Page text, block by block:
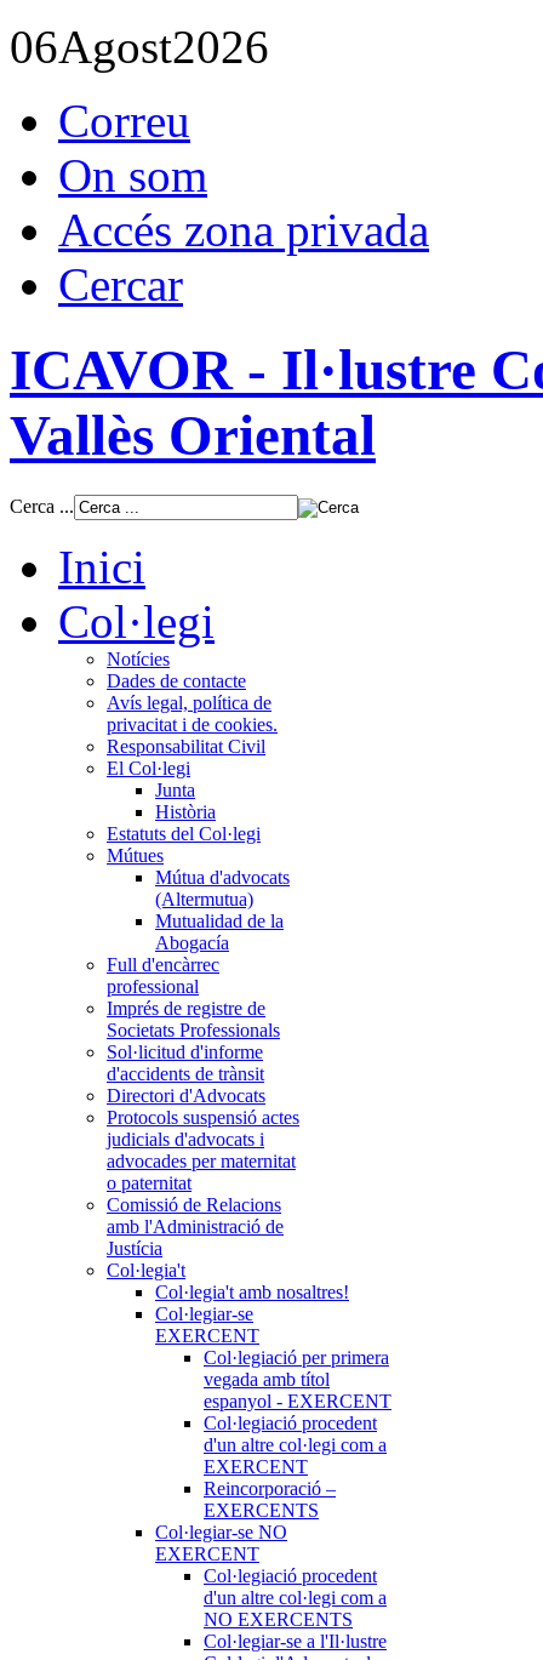
06Agost2026
Correu
On som
Accés zona privada
Cercar
ICAVOR - Il·lustre
Vallès Oriental
Cerca ...
Inici
Col·legi
Notícies
Dades de contacte
Avís legal, política de
privacitat i de cookies.
Responsabilitat Civil
El Col·legi
Junta
Història
Estatuts del Col·legi
Mútues
Mútua d'advocats
(Altermutua)
Mutualidad de la
Abogacía
Full d'encàrrec
professional
Imprés de registre de
Societats Professionals
Sol·licitud d'informe
d'accidents de trànsit
Directori d'Advocats
Protocols suspensió actes
judicials d'advocats i
advocades per maternitat
o paternitat
Comissió de Relacions
amb l'Administració de
Justícia
Col·legia't
Col·legia't amb nosaltres!
Col·legiar-se
EXERCENT
Col·legiació per primera
vegada amb títol
espanyol - EXERCENT
Col·legiació procedent
d'un altre col·legi com a
EXERCENT
Reincorporació –
EXERCENTS
Col·legiar-se NO
EXERCENT
Col·legiació procedent
d'un altre col·legi com a
NO EXERCENTS
Col·legiar-se a l'Il·lustre